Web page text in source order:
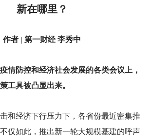
新在哪里？
作者 | 第一财经 李秀中
情防控和经济社会发展的各类会议上，
工具被凸显出来。
和经济下行压力下，各省份最近密集推
仅如此，推出新一轮大规模基建的呼声